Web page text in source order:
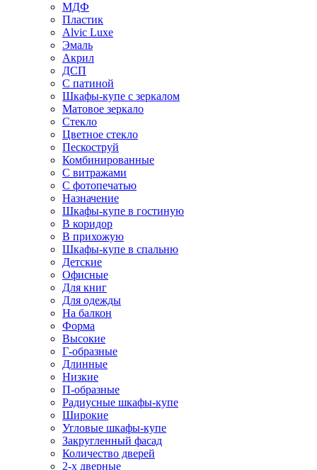
МДФ
Пластик
Alvic Luxe
Эмаль
Акрил
ДСП
С патиной
Шкафы-купе с зеркалом
Матовое зеркало
Стекло
Цветное стекло
Пескоструй
Комбинированные
С витражами
С фотопечатью
Назначение
Шкафы-купе в гостиную
В коридор
В прихожую
Шкафы-купе в спальню
Детские
Офисные
Для книг
Для одежды
На балкон
Форма
Высокие
Г-образные
Длинные
Низкие
П-образные
Радиусные шкафы-купе
Широкие
Угловые шкафы-купе
Закругленный фасад
Количество дверей
2-х дверные